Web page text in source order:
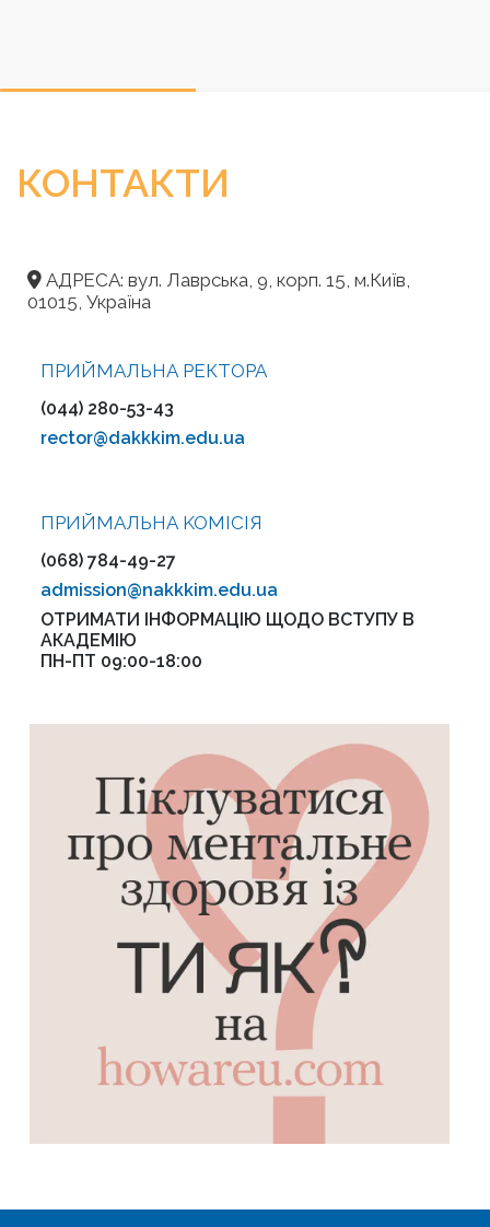
КОНТАКТИ
АДРЕСА: вул. Лаврська, 9, корп. 15, м.Київ,
01015, Україна
ПРИЙМАЛЬНА РЕКТОРА
(044) 280-53-43
rector@dakkkim.edu.ua
ПРИЙМАЛЬНА KOMІСІЯ
(068) 784-49-27
admission@nakkkim.edu.ua
ОТРИМАТИ ІНФОРМАЦІЮ ЩОДО ВСТУПУ В
АКАДЕМІЮ
ПН-ПТ 09:00-18:00